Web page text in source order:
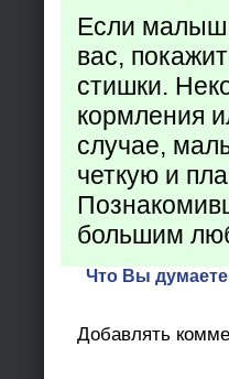
Если малыш
вас,
стишки.
кормления
случае,
четкую и
большим
Что Вы думаете
Добавлять